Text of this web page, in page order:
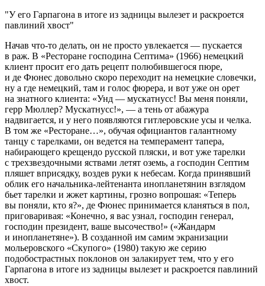
У его Гарпагона в итоге из задницы вылезет и раскроется
павлиний хвост
Начав что-то делать, он не просто увлекается — пускается
в раж. В «Ресторане господина Септима» (1966) немецкий
клиент просит его дать рецепт полюбившегося пюре,
и де Фюнес довольно скоро переходит на немецкие словечки,
ну а где немецкий, там и голос фюрера, и вот уже он орет
на знатного клиента: «Унд — мускатнусс! Вы меня поняли,
герр Мюллер? Мускатнусс!», — а тень от абажура
надвигается, и у него появляются гитлеровские усы и челка.
В том же «Ресторане…», обучая официантов галантному
танцу с тарелками, он ведется на темперамент тапера,
набирающего крещендо русской пляски, и вот уже тарелки
с трехзвездочными яствами летят оземь, а господин Септим
пляшет вприсядку, воздев руки к небесам. Когда принявший
облик его начальника-лейтенанта инопланетянин взглядом
бьет тарелки и жжет картины, грозно вопрошая: «Теперь
вы поняли, кто я?», де Фюнес принимается кланяться в пол,
приговаривая: «Конечно, я вас узнал, господин генерал,
господин президент, ваше высочество!» («Жандарм
и инопланетяне»). В созданной им самим экранизации
мольеровского «Скупого» (1980) такую же серию
подобострастных поклонов он залакирует тем, что у его
Гарпагона в итоге из задницы вылезет и раскроется павлиний
хвост.